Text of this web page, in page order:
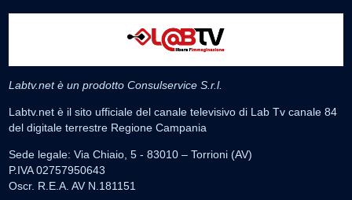
Labtv.net è un prodotto Consulservice S.r.l.
Labtv.net è il sito ufficiale del canale televisivo di Lab Tv canale 84
del digitale terrestre Regione Campania
Sede legale: Via Chiaio, 5 - 83010 – Torrioni (AV)
P.IVA 02757950643
Oscr. R.E.A. AV N.181151